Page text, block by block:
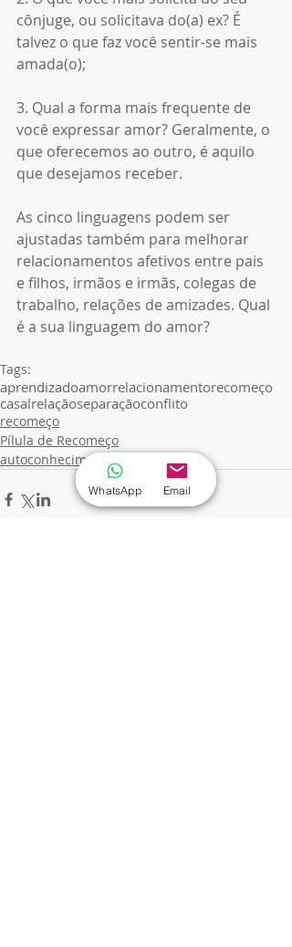
cônjuge, ou solicitava do(a) ex? É
talvez o que faz você sentir-se mais
amada(o);
3. Qual a forma mais frequente de
você expressar amor? Geralmente, o
que oferecemos ao outro, é aquilo
que desejamos receber.
As cinco linguagens podem ser
ajustadas também para melhorar
relacionamentos afetivos entre pais
e filhos, irmãos e irmãs, colegas de
trabalho, relações de amizades. Qual
é a sua linguagem do amor?
Tags:
aprendizadoamorrelacionamentorecomeço
casalrelaçãoseparaçãoconflito
recomeço
Pílula de Recomeço
autoconhecimento
WhatsApp Email